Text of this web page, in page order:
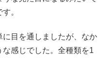
。
目を通しましたが、なか
感じでした。全種類を1